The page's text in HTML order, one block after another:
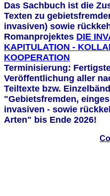
Das Sachbuch ist die
Texten zu
invasiven) sowie
Romanprojektes DIE
KAPITULATION -
KOOPERATION
Terminisierung:
Veröffentlichung aller
Teiltexte bzw.
"Gebietsfremden,
invasiven - sowie
Arten" bis Ende 2026!